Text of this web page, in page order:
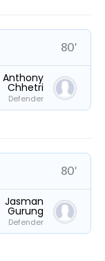
80'
Anthony
Chhetri
Defender
80'
Jasman
Gurung
Defender